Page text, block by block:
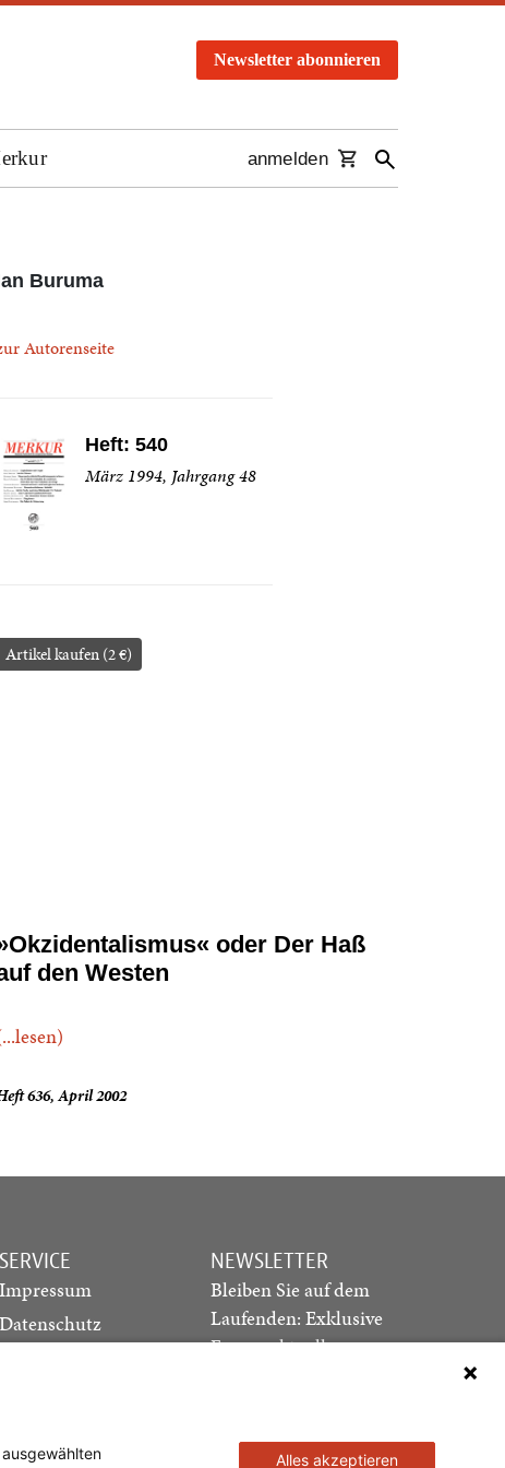
Newsletter abonnieren
anmelden
Buruma
Autorenseite
Heft: 540
März 1994, Jahrgang 48
Artikel kaufen (2 €)
oder Der Haß
den Westen
636, April 2002
SERVICE
Impressum
Datenschutz
NEWSLETTER
Bleiben Sie auf dem
Laufenden: Exklusive
Essays, aktuelle
Alles akzeptieren